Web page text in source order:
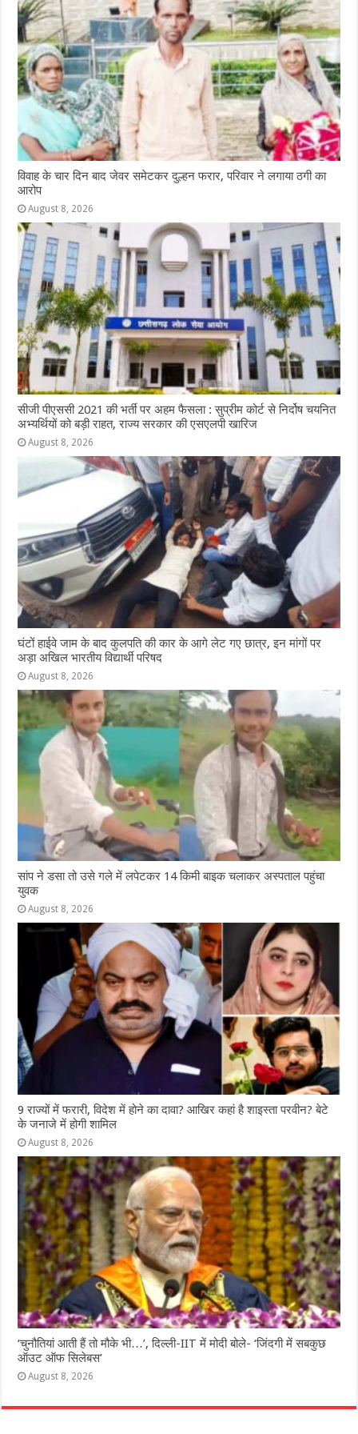
विवाह के चार दिन बाद जेवर समेटकर दुल्हन फरार, परिवार ने लगाया ठगी का
आरोप
August 8, 2026
सीजी पीएससी 2021 की भर्ती पर अहम फैसला : सुप्रीम कोर्ट से निर्दोष चयनित
अभ्यर्थियों को बड़ी राहत, राज्य सरकार की एसएलपी खारिज
August 8, 2026
घंटों हाईवे जाम के बाद कुलपति की कार के आगे लेट गए छात्र, इन मांगों पर
अड़ा अखिल भारतीय विद्यार्थी परिषद
August 8, 2026
सांप ने डसा तो उसे गले में लपेटकर 14 किमी बाइक चलाकर अस्पताल पहुंचा
युवक
August 8, 2026
9 राज्‍यों में फरारी, व‍िदेश में होने का दावा? आख‍िर कहां है शाइस्‍ता परवीन? बेटे
के जनाजे में होगी शामिल
August 8, 2026
‘चुनौतियां आती हैं तो मौके भी…’, दिल्ली-IIT में मोदी बोले- ‘जिंदगी में सबकुछ
ऑउट ऑफ सिलेबस’
August 8, 2026